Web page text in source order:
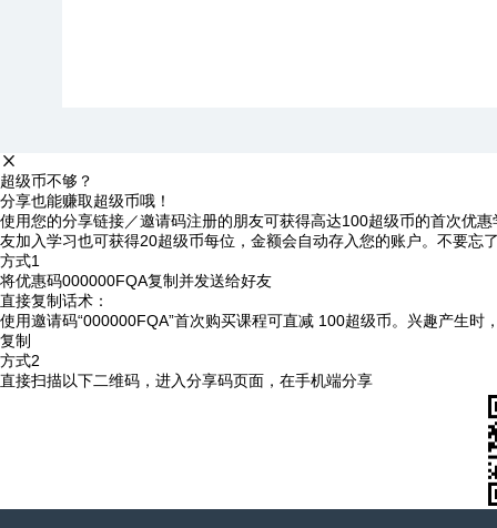
超级币不够？
分享也能赚取超级币哦！
使用您的分享链接／邀请码注册的朋友可获得高达100超级币的首次优
友加入学习也可获得20超级币每位，金额会自动存入您的账户。不要忘
方式1
将优惠码000000FQA复制并发送给好友
直接复制话术：
使用邀请码“000000FQA”首次购买课程可直减 100超级币。兴趣产生时
复制
方式2
直接扫描以下二维码，进入分享码页面，在手机端分享